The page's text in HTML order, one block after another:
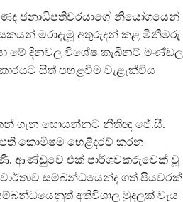
ජනාධිපතිවරයාගේ නියෝගයෙන්
මරාදැමූ අතුරුදන් කළ මිනීමරු
මේ දිනවල විශේෂ කැබිනට් මණ්ඩල
සිත් පහළවීම වැළැක්විය
ගැන සොයන්නට නීතිඥ ජේ.සී.
කොමිෂම හෙළිදරව් කරන
ආණ්ඩුවේ එක් පාර්ශවකරුවෙක් වූ
සම්බන්ධයෙන්ද ගත් පියවරක්
අතිවිශාල මුදලක් වැය